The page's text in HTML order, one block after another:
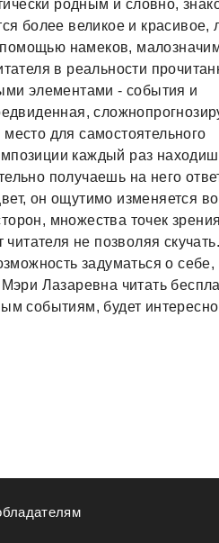
родным и словно,
более великое и красивое,
помощью намеков,
в реальности
элементами - события и
для самостоятельного
каждый раз
получаешь на него
он ощутимо изменяется
множества точек
не позволяя скучать.
задуматься о себе,
Лазаревна читать
событиям, будет